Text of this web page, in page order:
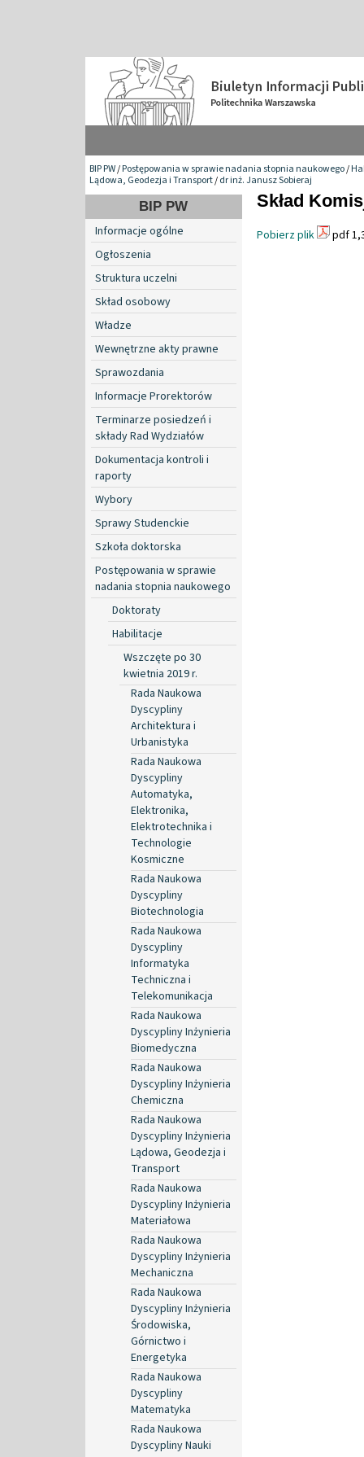
BIP PW/Postępowania w sprawie nadania stopnia naukowego/
Lądowa, Geodezja i Transport/dr inż. Janusz Sobieraj
BIP PW
Informacje ogólne
Ogłoszenia
Struktura uczelni
Skład osobowy
Władze
Wewnętrzne akty prawne
Sprawozdania
Informacje Prorektorów
Terminarze posiedzeń i
składy Rad Wydziałów
Dokumentacja kontroli i
raporty
Wybory
Sprawy Studenckie
Szkoła doktorska
Postępowania w sprawie
nadania stopnia naukowego
Doktoraty
Habilitacje
Wszczęte po 30
kwietnia 2019 r.
Rada Naukowa
Dyscypliny
Architektura i
Urbanistyka
Rada Naukowa
Dyscypliny
Automatyka,
Elektronika,
Elektrotechnika i
Technologie
Kosmiczne
Rada Naukowa
Dyscypliny
Biotechnologia
Rada Naukowa
Dyscypliny
Informatyka
Techniczna i
Telekomunikacja
Rada Naukowa
Dyscypliny Inżynieria
Biomedyczna
Rada Naukowa
Dyscypliny Inżynieria
Chemiczna
Rada Naukowa
Dyscypliny Inżynieria
Lądowa, Geodezja i
Transport
Rada Naukowa
Dyscypliny Inżynieria
Materiałowa
Rada Naukowa
Dyscypliny Inżynieria
Mechaniczna
Rada Naukowa
Dyscypliny Inżynieria
Środowiska,
Górnictwo i
Energetyka
Rada Naukowa
Dyscypliny
Matematyka
Rada Naukowa
Dyscypliny Nauki
Skład
Pobierz plik pdf